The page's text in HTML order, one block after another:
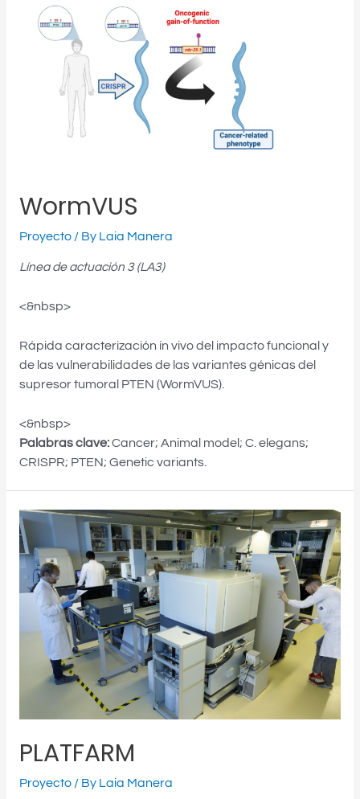
WormVUS
Proyecto/ By Laia Manera
Línea de actuación 3 (LA3)
<&nbsp>
Rápida caracterización in vivo del impacto funcional y
de las vulnerabilidades de las variantes génicas del
supresor tumoral PTEN (WormVUS).
<&nbsp>
Palabras clave:Cancer; Animal model; C. elegans;
CRISPR; PTEN; Genetic variants.
PLATFARM
Proyecto/ By Laia Manera